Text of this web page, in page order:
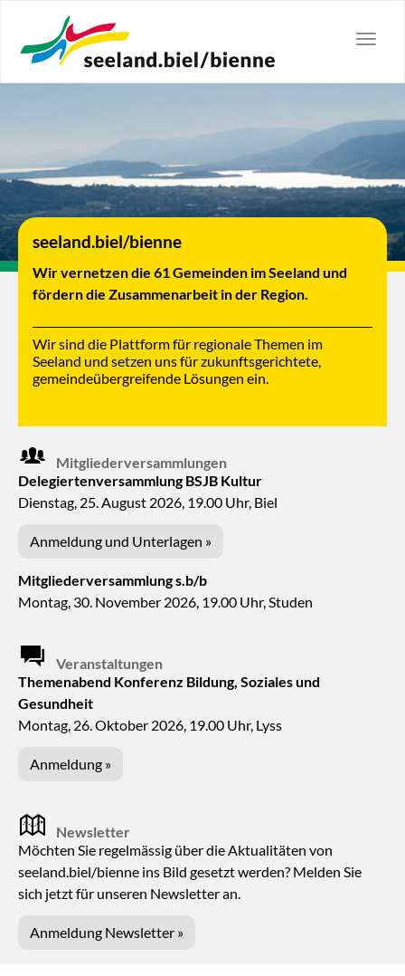
Hauptinhalt
springen
Toggle
Region seeland.biel/bienne
Schifffahrt auf der Aare
© Photoarchiv Gemeinde Brügg
seeland.biel/bienne
Wir vernetzen die 61 Gemeinden im Seeland und
fördern die Zusammen­arbeit in der Region.
Wir sind die Plattform für regionale Themen im
Seeland und setzen uns für zukunftsgerichtete,
gemeindeübergreifende Lösungen ein.
Mitgliederversammlungen
Delegiertenversammlung BSJB Kultur
Dienstag, 25. August 2026, 19.00 Uhr, Biel
Anmeldung und Unterlagen »
Mitgliederversammlung s.b/b
Montag, 30. November 2026, 19.00 Uhr, Studen
Veranstaltungen
Themenabend Konferenz Bildung, Soziales und
Gesundheit
Montag, 26. Oktober 2026, 19.00 Uhr, Lyss
Anmeldung »
Newsletter
Möchten Sie regelmässig über die Aktualitäten von
seeland.biel/bienne ins Bild gesetzt werden? Melden Sie
sich jetzt für unseren Newsletter an.
Anmeldung Newsletter »